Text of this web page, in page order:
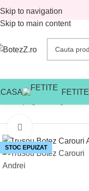
Skip to navigation
Skip to main content
FETITE
STOC EPUIZAT